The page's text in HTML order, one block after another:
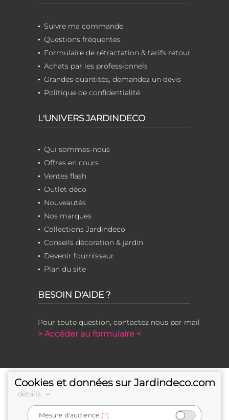
Suivre ma commande
Questions fréquentes
Formulaire de rétractation & tarifs retour
Achats par les professionnels
Grandes quantités, demandez un devis
Politique de confidentialité
L'UNIVERS JARDINDECO
Qui sommes-nous
Offres en cours
Ventes flash
Outlet déco
Nouveautés
Nos marques
Collections Jardindeco
Conseils décoration & jardin
Devenir fournisseur
Plan du site
BESOIN D'AIDE ?
Pour toute question, contactez nous par mail
> Accéder au formulaire <
Cookies et données sur Jardindeco.com
détails
Mesure d'audience (?)